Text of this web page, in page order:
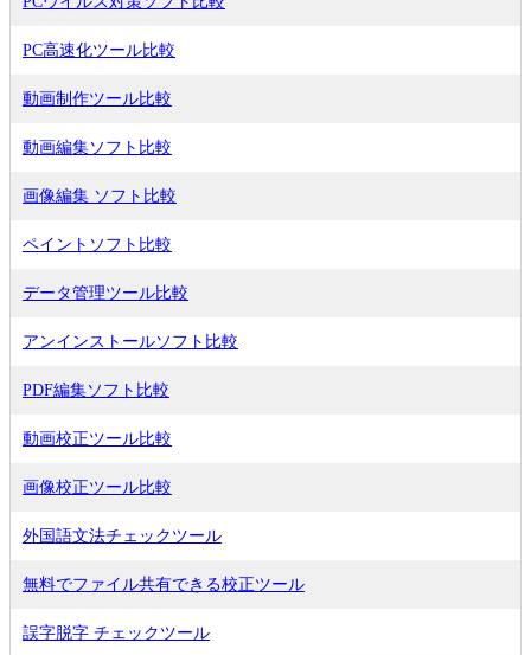
PC高速化ツール比較
動画制作ツール比較
動画編集ソフト比較
画像編集 ソフト比較
ペイントソフト比較
データ管理ツール比較
アンインストールソフト比較
PDF編集ソフト比較
動画校正ツール比較
画像校正ツール比較
外国語文法チェックツール
無料でファイル共有できる校正ツール
誤字脱字 チェックツール